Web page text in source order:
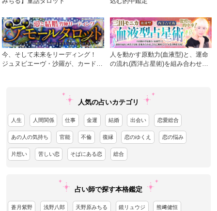
今、そして未来をリーディング！
ジュヌビエーヴ・沙羅が、カードが
人を動かす原動力(血液型)と、運命
の流れ(西洋占星術)を組み合わせ、
人気の占いカテゴリ
人生 人間関係 仕事 金運 結婚 出会い 恋愛総合
あの人の気持ち 官能 不倫 復縁 恋のゆくえ 恋の悩み
片想い 苦しい恋 そばにある恋 総合
占い師で探す本格鑑定
蒼月紫野 浅野八郎 天野原みちる 鏡リュウジ 熊﨑健恒